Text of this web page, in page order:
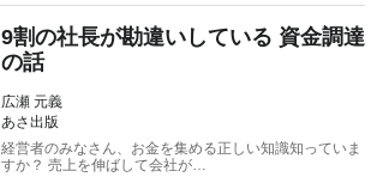
9割の社長が勘違いしている 資金調達
の話
広瀬 元義
あさ出版
経営者のみなさん、お金を集める正しい知識知っていま
すか？ 売上を伸ばして会社が…